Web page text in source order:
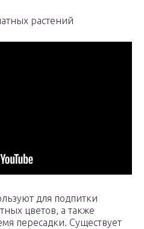
растений
для подпитки
цветов, а также
пересадки. Существует